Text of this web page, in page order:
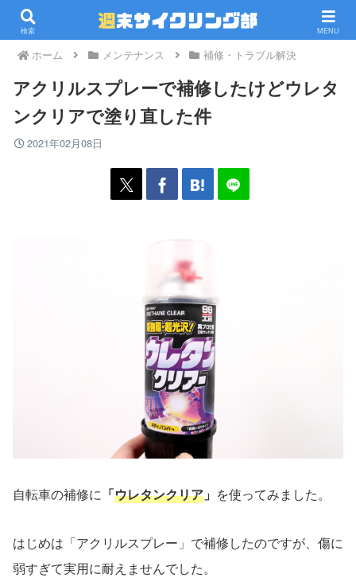
PR
ホーム メンテナンス 補修・トラブル解決
アクリルスプレーで補修したけどウレタ
ンクリアで塗り直した件
2021年02月08日
自転車の補修に 「ウレタンクリア 」 を使ってみました。
はじめは「アクリルスプレー」で補修したのですが、傷に
弱すぎて実用に耐えませんでした。
検索 MENU